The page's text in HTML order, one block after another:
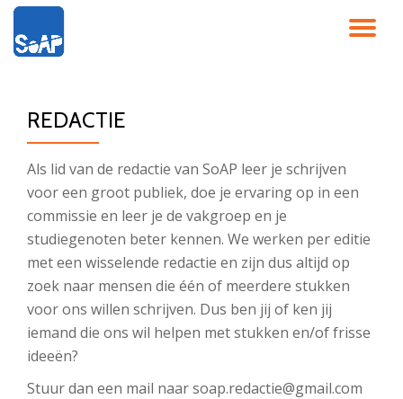
direct
inhoudREDACTIE
Als lid van de redactie van SoAP leer je schrijven
voor een groot publiek, doe je ervaring op in een
commissie en leer je de vakgroep en je
studiegenoten beter kennen. We werken per editie
met een wisselende redactie en zijn dus altijd op
zoek naar mensen die één of meerdere stukken
voor ons willen schrijven. Dus ben jij of ken jij
iemand die ons wil helpen met stukken en/of frisse
ideeën?
Stuur dan een mail naar soap.redactie@gmail.com